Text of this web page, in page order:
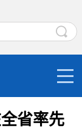
省率先